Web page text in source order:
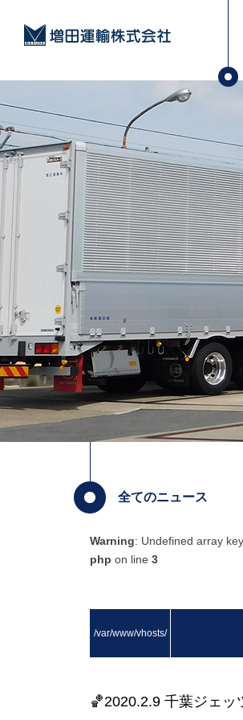
全てのニュース
Warning: Undefined array
php on line 3
/var/www/vhosts/
🏀2020.2.9 千葉ジェッ